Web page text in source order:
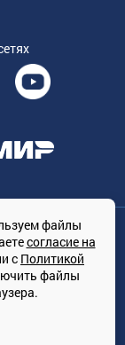
ОГРН:
Медиков, 7
и
РФ
файлы
согласие на
с Политикой
файлы